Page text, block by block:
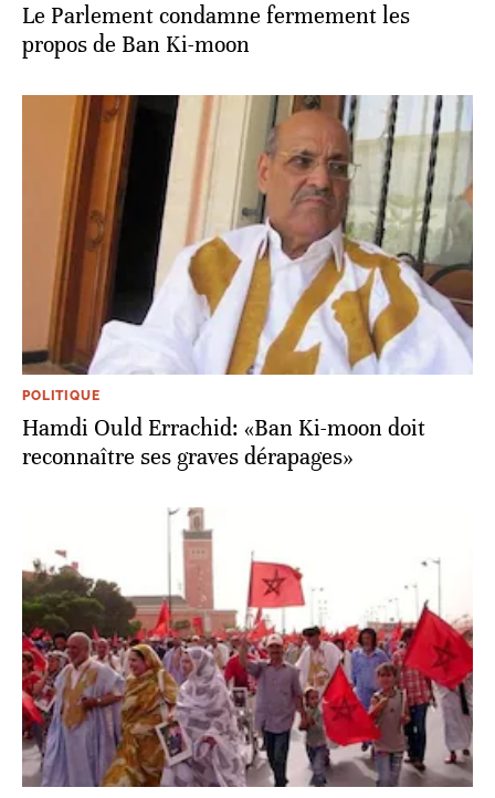
Le Parlement condamne fermement les
propos de Ban Ki-moon
POLITIQUE
Hamdi Ould Errachid: «Ban Ki-moon doit
reconnaître ses graves dérapages»